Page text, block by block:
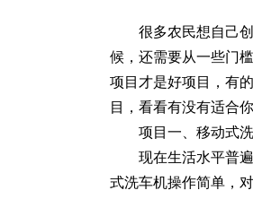
很多农民想自己
候，还需要从一些门
项目才是好项目，有
目，看看有没有适合
项目一、移动式
现在生活水平普
式洗车机操作简单，